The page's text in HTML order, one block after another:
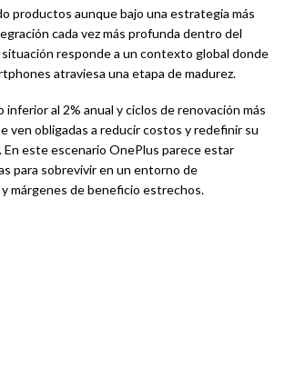
productos aunque bajo una estrategia más
cada vez más profunda dentro del
responde a un contexto global donde
atraviesa una etapa de madurez.
al 2% anual y ciclos de renovación más
ven obligadas a reducir costos y redefinir su
En este escenario OnePlus parece estar
para sobrevivir en un entorno de
márgenes de beneficio estrechos.